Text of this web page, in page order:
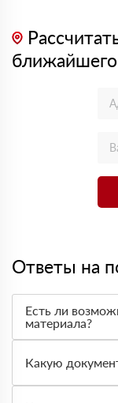
ближайшего
Ответы на
Есть ли
материала?
оплата по факту
доставленный
Вы вправе от
Какую